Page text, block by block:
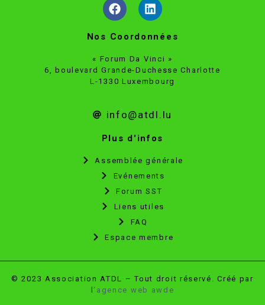
Nos Coordonnées
« Forum Da Vinci »
6, boulevard Grande-Duchesse Charlotte
L-1330 Luxembourg
info@atdl.lu
Plus d'infos
Assemblée générale
Evénements
Forum SST
Liens utiles
FAQ
Espace membre
© 2023 Association ATDL – Tout droit réservé. Créé par
‘agence web awde